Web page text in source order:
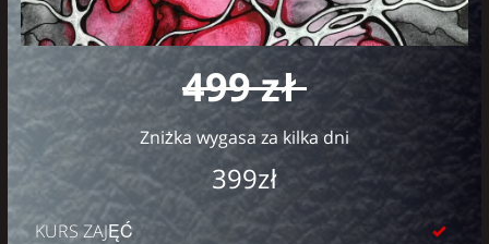
499 zł
Zniżka wygasa za kilka dni
399zł
KURS ZAJĘĆ